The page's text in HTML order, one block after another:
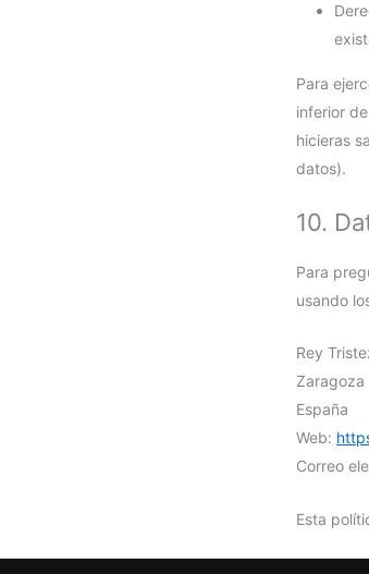
Para
inferior
hicieras
datos).
10.
Para
usando
Rey
Zaragoza
España
Web:
Correo
Esta